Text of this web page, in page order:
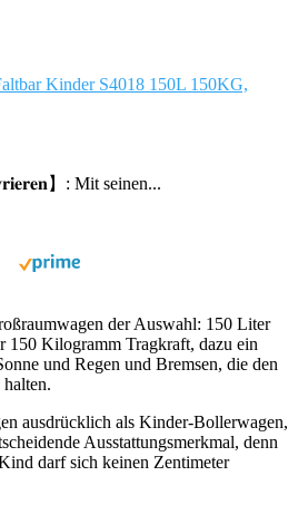
Kinder S4018 150L 150KG,
】: Mit seinen...
der Auswahl: 150 Liter
150 Kilogramm Tragkraft, dazu ein
und Regen und Bremsen, die den
ausdrücklich als Kinder-Bollerwagen,
Ausstattungsmerkmal, denn
darf sich keinen Zentimeter